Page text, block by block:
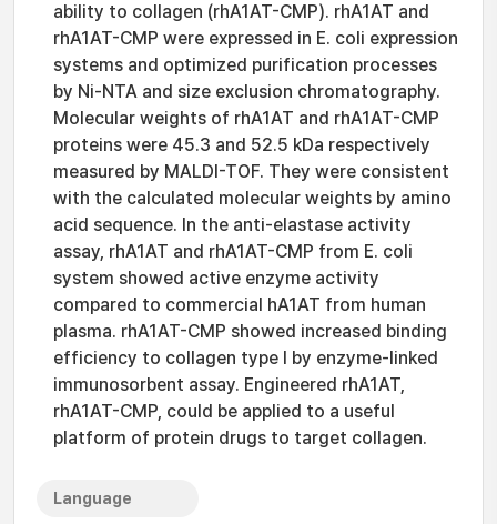
ability to collagen (rhA1AT-CMP). rhA1AT and
rhA1AT-CMP were expressed in E. coli expression
systems and optimized purification processes
by Ni-NTA and size exclusion chromatography.
Molecular weights of rhA1AT and rhA1AT-CMP
proteins were 45.3 and 52.5 kDa respectively
measured by MALDI-TOF. They were consistent
with the calculated molecular weights by amino
acid sequence. In the anti-elastase activity
assay, rhA1AT and rhA1AT-CMP from E. coli
system showed active enzyme activity
compared to commercial hA1AT from human
plasma. rhA1AT-CMP showed increased binding
efficiency to collagen type I by enzyme-linked
immunosorbent assay. Engineered rhA1AT,
rhA1AT-CMP, could be applied to a useful
platform of protein drugs to target collagen.
Language